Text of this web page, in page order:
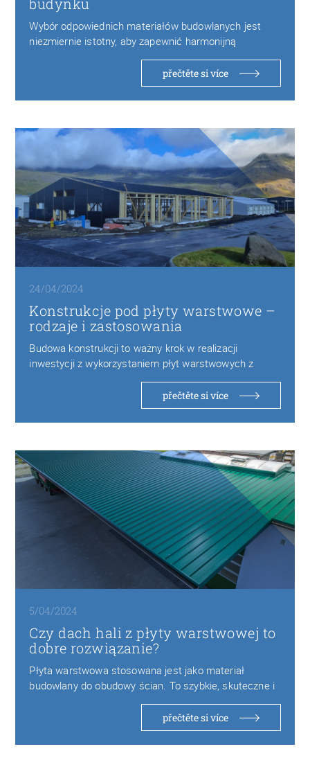
Wybór odpowiednich materiałów budowlanych jest
niezmiernie istotny, aby zapewnić harmonijną
kompozycję z otoczeniem oraz spełnić…
přečtěte si více
24/04/2024
Konstrukcje pod płyty warstwowe –
rodzaje i zastosowania
Budowa konstrukcji to ważny krok w realizacji
inwestycji z wykorzystaniem płyt warstwowych z
přečtěte si více
5/04/2024
Czy dach hali z płyty warstwowej to
dobre rozwiązanie?
Płyta warstwowa stosowana jest jako materiał
budowlany do obudowy ścian. To szybkie, skuteczne i
přečtěte si více